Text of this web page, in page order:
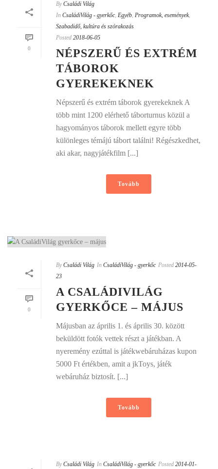
0
By Családi Világ
In CsaládiVilág - gyerkőc, Egyéb, Programok, események,
Szabadidő, kultúra és szórakozás
Posted 2018-06-05
NÉPSZERŰ ÉS EXTRÉM
TÁBOROK
GYEREKEKNEK
Népszerű és extrém táborok gyerekeknek A
több mint 1200 elérhető táborturnus közül a
hagyományos táborok mellett egyre több
különleges témájú tábort találni! Régészkedhet,
aki akar, nagyjátékfilm [...]
Tovább
0
By Családi Világ In CsaládiVilág - gyerkőc Posted 2014-05-
23
A CSALÁDIVILÁG
GYERKŐCE – MÁJUS
Májusban az április 1. és április 30. között
beküldött fotók vettek részt a játékban. A
nyeremény ezúttal is játékwebáruházas kupon
5000 Ft értékben, amit a jkToys, játék
webáruház biztosít. [...]
Tovább
By Családi Világ In CsaládiVilág - gyerkőc Posted 2014-01-